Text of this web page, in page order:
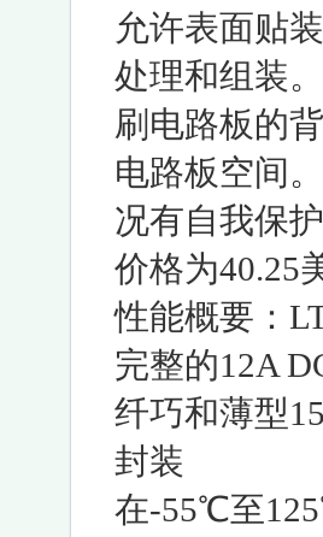
允许表面贴
处理和组装
刷电路板的
电路板空间
况有自我保
价格为40.25
性能概要：
完整的12A
纤巧和薄型
封装
在-55℃至